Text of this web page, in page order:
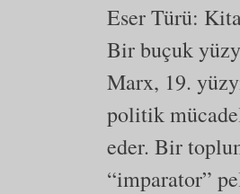
Eser Türü:
Bir buçuk
Marx, 19.
politik
eder. Bir
“imparator”